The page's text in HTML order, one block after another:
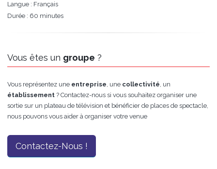
Langue : Français
Durée : 60 minutes
Vous êtes un groupe ?
Vous représentez une entreprise, une collectivité, un
établissement ? Contactez-nous si vous souhaitez organiser une
sortie sur un plateau de télévision et bénéficier de places de spectacle,
nous pouvons vous aider à organiser votre venue
Contactez-Nous !